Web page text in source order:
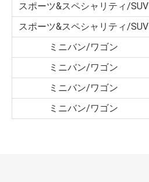
スポーツ&スペシャリティ/SUV
スポーツ&スペシャリティ/SUV
ミニバン/ワゴン
ミニバン/ワゴン
ミニバン/ワゴン
ミニバン/ワゴン